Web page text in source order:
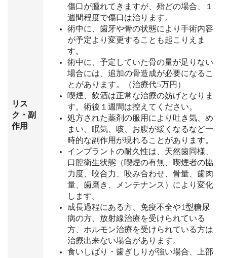
リス
ク・副
作用
傷口が腫れてきますが、殆どの場合、１
週間程度で傷口は治ります。
術中に、歯牙や骨の状態により手術内容
が予定より変更することも起こりえま
す。
術中に、予定していた骨の量が足りない
場合には、追加の骨造成が必要になるこ
とがあります。（治療代5万円）
喫煙、飲酒は正常な治療の妨げとなりま
す。術後１週間は控えてください。
処方された薬剤の服用により吐き気、め
まい、眠気、咳、お腹が緩くなるなど一
時的な副作用が現れることがあります。
インプラントの耐久性は、天然歯同様、
口腔衛生状態（喫煙の有無、喫煙者の協
力度、咬合力、咬み合わせ、骨量、歯肉
量、歯磨き、メンテナンス）により変化
します。
成長過程にある方、免疫不全や1型糖尿
病の方、放射線治療を受けられている
方、ホルモン治療を受けられている方は
治療出来ない場合があります。
食いしばり・歯ぎしりが強い場合、上部